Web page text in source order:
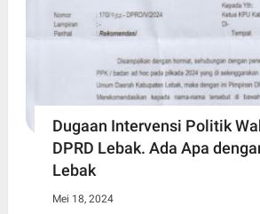
Dugaan Intervensi Politik
DPRD Lebak. Ada Apa
Lebak
Mei 18, 2024